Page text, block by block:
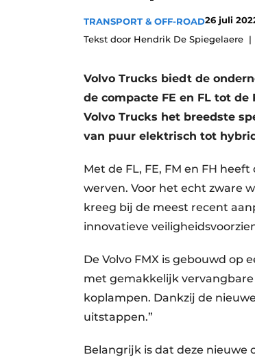
Vacature aanmelden
Vacatures
TRANSPORT & OFF-ROAD26 juli
Tekst door Hendrik De Spiegelaere
Volvo Trucks biedt de
de compacte FE en FL tot de
Volvo Trucks het breedste
van puur elektrisch tot
Met de FL, FE, FM en FH
werven. Voor het echt zware
kreeg bij de meest recent
innovatieve
De Volvo FMX is gebouwd
met gemakkelijk
koplampen. Dankzij de
uitstappen.”
Belangrijk is dat deze nieuwe